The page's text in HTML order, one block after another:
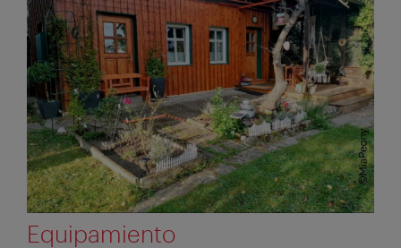
Equipamiento